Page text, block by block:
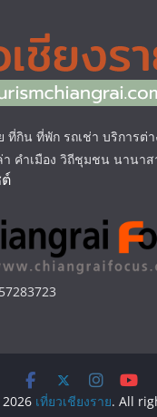
ที่กิน ที่พัก รถเช่า บริการต่
า คำเมือง วิถีชุมชน นานาส
เที่ยวเชียงราย. All